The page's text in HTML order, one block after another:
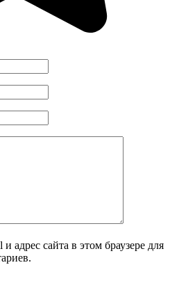
адрес сайта в этом браузере для